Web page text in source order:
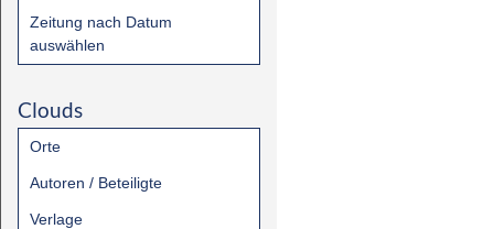
Zeitung nach Datum
auswählen
Clouds
Orte
Autoren / Beteiligte
Verlage